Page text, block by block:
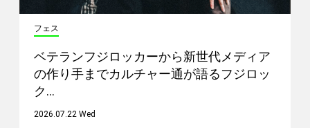
フェス
ベテランフジロッカーから新世代メディア
の作り手までカルチャー通が語るフジロッ
ク…
2026.07.22 Wed